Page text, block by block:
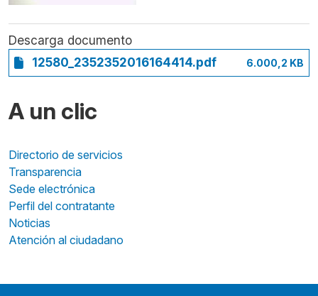
Descarga documento
12580_2352352016164414.pdf
6.000,2 KB
A un clic
Directorio de servicios
Transparencia
Sede electrónica
Perfil del contratante
Noticias
Atención al ciudadano